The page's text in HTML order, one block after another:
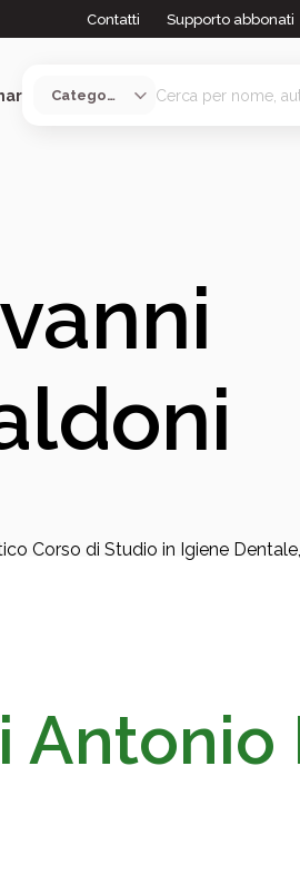
Contatti Supporto abbonati
Corso di Studio in Igiene
Antonio